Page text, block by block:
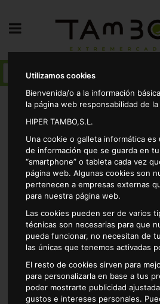
Utilizamos cookies
Bienvenida/o a la información
la página web responsabilidad de
HIPER TAMBO,S.L.
Una cookie o galleta informática
de información que se guarda en
“smartphone” o tableta cada vez
página web. Algunas cookies son
pertenecen a empresas externas
para nuestra página web.
Las cookies pueden ser de varios
técnicas son necesarias para que
pueda funcionar, no necesitan de
las únicas que tenemos activadas
El resto de cookies sirven para
para personalizarla en base a tus
poder mostrarte publicidad
gustos e intereses personales.
Alimentacion
Cacao soluble
Colacao soluble 390gr